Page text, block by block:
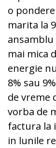
o
marita la
mai mica
energie
8% sau
de vreme
vorba de
factura la
in lunile